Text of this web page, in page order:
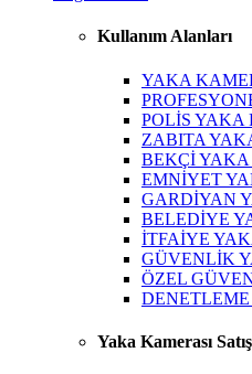
Kullanım Alanları
YAKA
POLİS YAKA
ZABITA
BEKÇİ
EMNİYET
GARDİYAN
BELEDİYE
İTFAİYE
GÜVENLİK
ÖZEL
Yaka Kamerası Satış